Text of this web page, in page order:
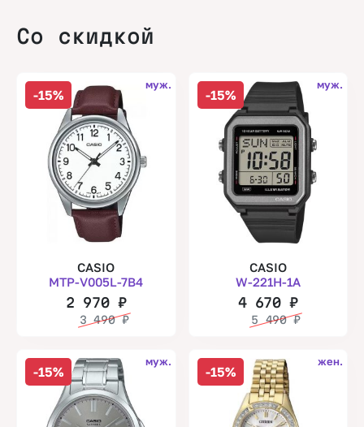
Со скидкой
-15%
муж.
CASIO
MTP-V005L-7B4
2 970 ₽
3 490₽
-15%
муж.
CASIO
W-221H-1A
4 670₽
5 490₽
-15%
муж.
-15%
жен.